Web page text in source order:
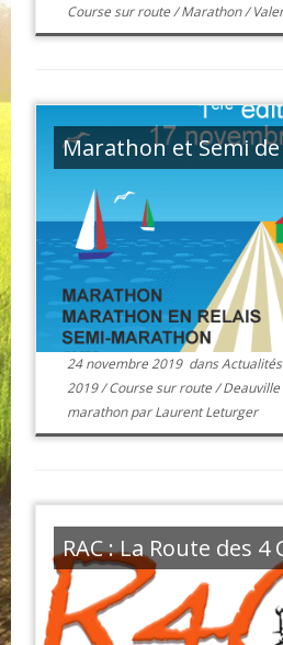
Course sur route/Marathon/
Marathon et Semi
24 novembre 2019dans
2019/Course sur route/Deauville
marathonparLaurent Leturger
RAC : La Route des 4